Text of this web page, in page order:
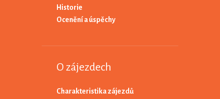
Historie
Ocenění a úspěchy
O zájezdech
Charakteristika zájezdů